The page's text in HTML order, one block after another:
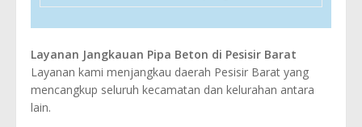
Layanan Jangkauan Pipa Beton di Pesisir Barat
Layanan kami menjangkau daerah Pesisir Barat yang
mencangkup seluruh kecamatan dan kelurahan antara
lain.